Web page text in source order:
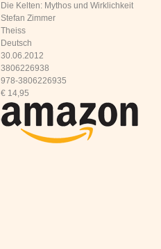
Die Kelten: Mythos und Wirklichkeit
Stefan Zimmer
Theiss
Deutsch
30.06.2012
3806226938
978-3806226935
€ 14,95